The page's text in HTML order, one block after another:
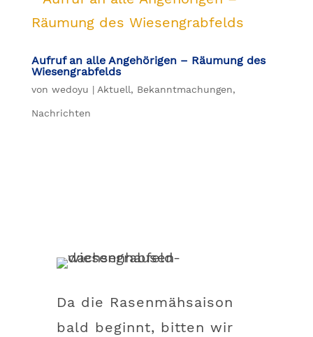
Aufruf an alle Angehörigen – Räumung des
Wiesengrabfelds
von wedoyu | Aktuell, Bekanntmachungen,
Nachrichten
Da die Rasenmähsaison
bald beginnt, bitten wir